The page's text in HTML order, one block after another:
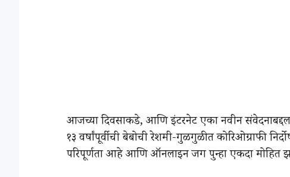
आजच्या दिवसाकडे, आणि इंटरनेट एका नवीन
१३ वर्षांपूर्वीची बेबोची रेशमी-गुळगुळीत कोरिओग्राफी
परिपूर्णता आहे आणि ऑनलाइन जग पुन्हा एकदा मोहित